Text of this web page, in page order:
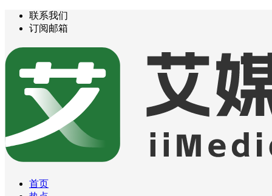
联系我们
订阅邮箱
首页